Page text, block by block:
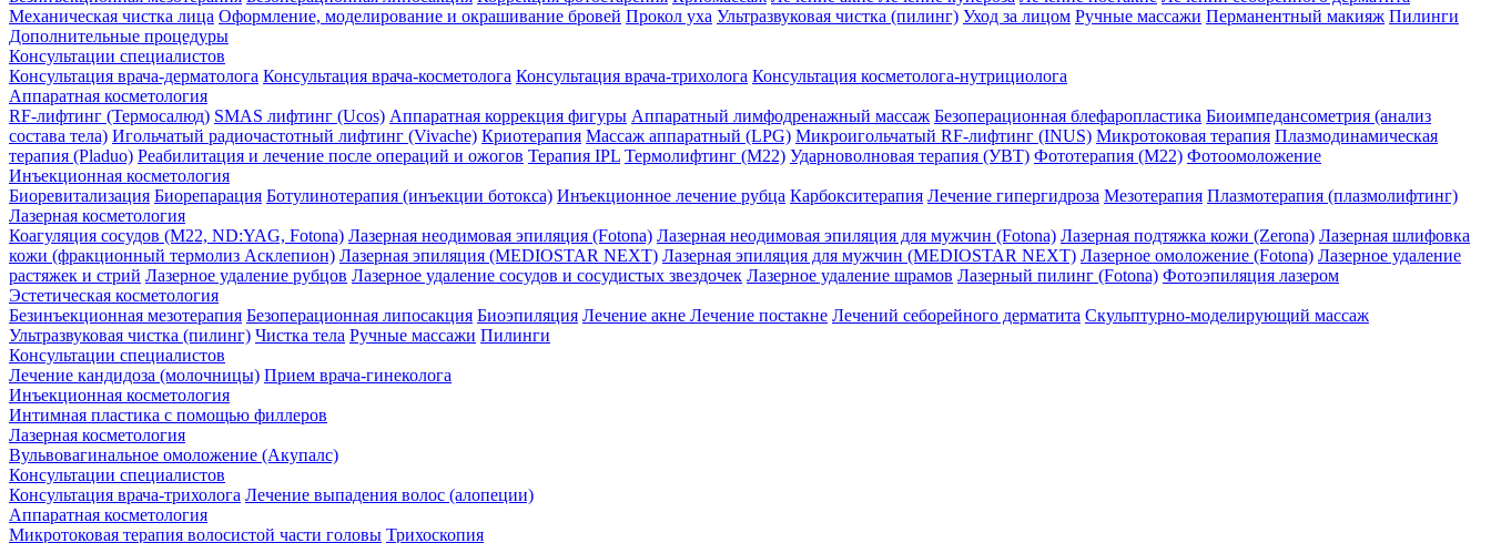
Механическая чистка лица Оформление, моделирование и окрашивание бровей Прокол уха Ультразвуковая чистка (пилинг) Уход за лицом Ручные массажи Перманентный макияж Пилинги
Дополнительные процедуры
Консультации специалистов
Консультация врача-дерматолога Консультация врача-косметолога Консультация врача-трихолога Консультация косметолога-нутрициолога
Аппаратная косметология
RF-лифтинг (Термосалюд) SMAS лифтинг (Ucos) Аппаратная коррекция фигуры Аппаратный лимфодренажный массаж Безоперационная блефаропластика Биоимпедансометрия (анализ
состава тела) Игольчатый радиочастотный лифтинг (Vivache) Криотерапия Массаж аппаратный (LPG) Микроигольчатый RF-лифтинг (INUS) Микротоковая терапия Плазмодинамическая
терапия (Pladuo) Реабилитация и лечение после операций и ожогов Терапия IPL Термолифтинг (M22) Ударноволновая терапия (УВТ) Фототерапия (М22) Фотоомоложение
Инъекционная косметология
Биоревитализация Биорепарация Ботулинотерапия (инъекции ботокса) Инъекционное лечение рубца Карбокситерапия Лечение гипергидроза Мезотерапия Плазмотерапия (плазмолифтинг)
Лазерная косметология
Коагуляция сосудов (М22, ND:YAG, Fotona) Лазерная неодимовая эпиляция (Fotona) Лазерная неодимовая эпиляция для мужчин (Fotona) Лазерная подтяжка кожи (Zerona) Лазерная шлифовка
кожи (фракционный термолиз Асклепион) Лазерная эпиляция (MEDIOSTAR NEXT) Лазерная эпиляция для мужчин (MEDIOSTAR NEXT) Лазерное омоложение (Fotona) Лазерное удаление
растяжек и стрий Лазерное удаление рубцов Лазерное удаление сосудов и сосудистых звездочек Лазерное удаление шрамов Лазерный пилинг (Fotona) Фотоэпиляция лазером
Эстетическая косметология
Безинъекционная мезотерапия Безоперационная липосакция Биоэпиляция Лечение акне Лечение постакне Лечений себорейного дерматита Скульптурно-моделирующий массаж
Ультразвуковая чистка (пилинг) Чистка тела Ручные массажи Пилинги
Консультации специалистов
Лечение кандидоза (молочницы) Прием врача-гинеколога
Инъекционная косметология
Интимная пластика с помощью филлеров
Лазерная косметология
Вульвовагинальное омоложение (Акупалс)
Консультации специалистов
Консультация врача-трихолога Лечение выпадения волос (алопеции)
Аппаратная косметология
Микротоковая терапия волосистой части головы Трихоскопия